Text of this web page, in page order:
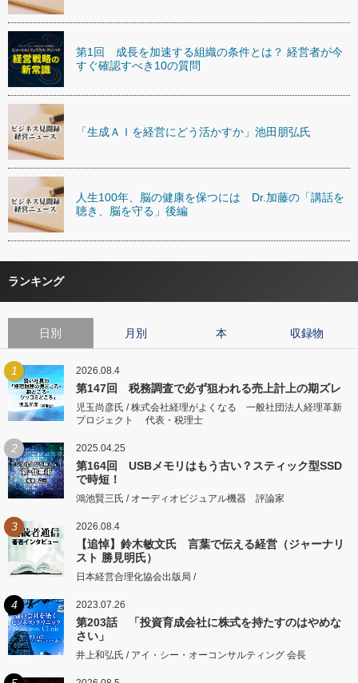
第1回 成長を加速する組織の条件とは？ 経営者が今
すぐ確認すべき10の質問
「生成ＡＩを経営にどう活かすか」池田朋弘氏
人生100年、脳の健康を保つには Dr.加藤の「講話を
聴き、脳を守る」後編
ランキング
日別 月別 本 収録物
1 2026.08.4
第147回 税務調査で必ず狙われる売上計上の期ズレ
児玉尚彦氏 / 株式会社経理がよくなる 一般社団法人経理革新
プロジェクト 代表・税理士
2 2025.04.25
第164回 USBメモリはもう古い？スティック型SSD
で時短！
鴻池賢三氏 / オーディオビジュアル機器 評論家
3 2026.08.4
【追悼】鈴木敏文氏 言葉で伝える経営（ジャーナリ
スト 勝見明氏）
日本経営合理化協会出版局 /
4 2023.07.26
第203話 「投資育成会社に株式を持たすのはやめな
さい」
井上和弘氏 / アイ・シー・オーコンサルティング 会長